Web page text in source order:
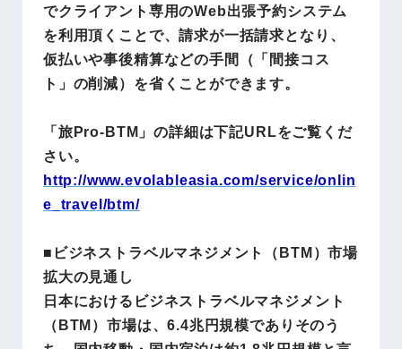
でクライアント専用のWeb出張予約システム
を利用頂くことで、請求が一括請求となり、
仮払いや事後精算などの手間（「間接コス
ト」の削減）を省くことができます。
「旅Pro-BTM」の詳細は下記URLをご覧くだ
さい。
http://www.evolableasia.com/service/onlin
e_travel/btm/
■ビジネストラベルマネジメント（BTM）市場
拡大の見通し
日本におけるビジネストラベルマネジメント
（BTM）市場は、6.4兆円規模でありそのう